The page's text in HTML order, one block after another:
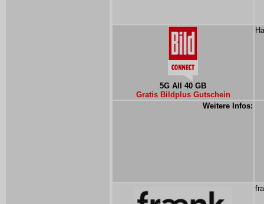
5G All 40 GB
Gratis Bildplus Gutschein
Weitere Infos: